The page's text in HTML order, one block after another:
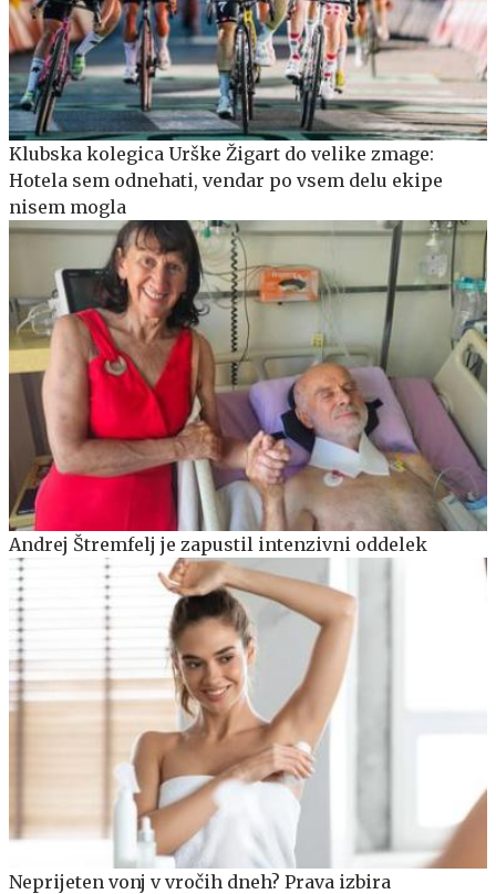
Klubska kolegica Urške Žigart do velike zmage:
Hotela sem odnehati, vendar po vsem delu ekipe
nisem mogla
Andrej Štremfelj je zapustil intenzivni oddelek
Neprijeten vonj v vročih dneh? Prava izbira